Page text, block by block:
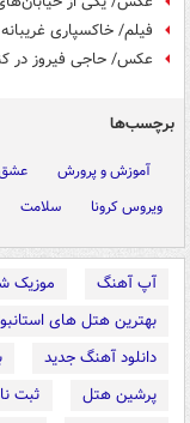
فیلم/ خاکسپاری
عکس/ حاجی فیروز در
برچسب‌ها
آموزش و پرورش
ویروس کرونا
سلامت
آپ آهنگ موزیک
بهترین هتل های
دانلود آهنگ جدید
پرشین هتل
ثبت